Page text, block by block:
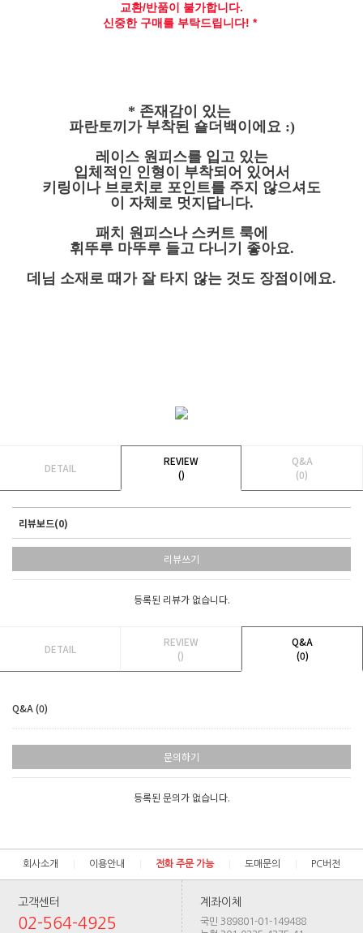
교환/반품이 불가합니다.
신중한 구매를 부탁드립니다! *
* 존재감이 있는
파란토끼가 부착된 숄더백이에요 :)
레이스 원피스를 입고 있는
입체적인 인형이 부착되어 있어서
키링이나 브로치로 포인트를 주지 않으셔도
이 자체로 멋지답니다.
패치 원피스나 스커트 룩에
휘뚜루 마뚜루 들고 다니기 좋아요.
데님 소재로 때가 잘 타지 않는 것도 장점이에요.
DETAIL
REVIEW
()
Q&A
(0)
리뷰보드(0)
리뷰쓰기
등록된 리뷰가 없습니다.
DETAIL
REVIEW
()
Q&A
(0)
Q&A (0)
문의하기
등록된 문의가 없습니다.
회사소개 이용안내 전화 주문 가능 도매문의 PC버전
고객센터
02-564-4925
계좌이체
국민 389801-01-149488